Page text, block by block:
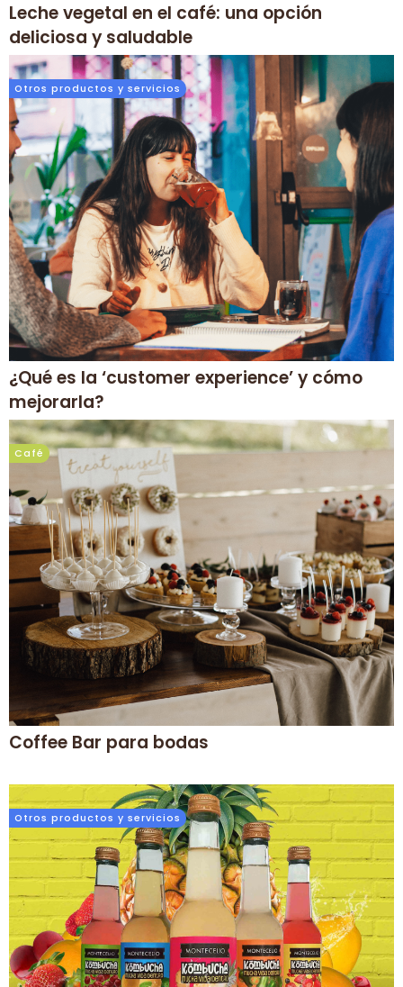
Leche vegetal en el café: una opción
deliciosa y saludable
Otros productos y servicios
¿Qué es la ‘customer experience’ y cómo
mejorarla?
Café
Coffee Bar para bodas
Otros productos y servicios